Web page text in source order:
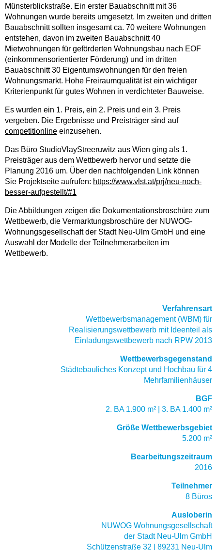
Münsterblickstraße. Ein erster Bauabschnitt mit 36
Wohnungen wurde bereits umgesetzt. Im zweiten und dritten
Bauabschnitt sollten insgesamt ca. 70 weitere Wohnungen
entstehen, davon im zweiten Bauabschnitt 40
Mietwohnungen für geförderten Wohnungsbau nach EOF
(einkommensorientierter Förderung) und im dritten
Bauabschnitt 30 Eigentumswohnungen für den freien
Wohnungsmarkt. Hohe Freiraumqualität ist ein wichtiger
Kriterienpunkt für gutes Wohnen in verdichteter Bauweise.
Es wurden ein 1. Preis, ein 2. Preis und ein 3. Preis
vergeben. Die Ergebnisse und Preisträger sind auf
competitionline einzusehen.
Das Büro StudioVlayStreeruwitz aus Wien ging als 1.
Preisträger aus dem Wettbewerb hervor und setzte die
Planung 2016 um. Über den nachfolgenden Link können
Sie Projektseite aufrufen: https://www.vlst.at/prj/neu-noch-
besser-aufgestellt/#1
Die Abbildungen zeigen die Dokumentationsbroschüre zum
Wettbewerb, die Vermarktungsbroschüre der NUWOG-
Wohnungsgesellschaft der Stadt Neu-Ulm GmbH und eine
Auswahl der Modelle der Teilnehmerarbeiten im
Wettbewerb.
Verfahrensart
Wettbewerbsmanagement (WBM) für
Realisierungswettbewerb mit Ideenteil als
Einladungswettbewerb nach RPW 2013
Wettbewerbsgegenstand
Städtebauliches Konzept und Hochbau für 4
Mehrfamilienhäuser
BGF
2. BA 1.900 m² | 3. BA 1.400 m²
Größe Wettbewerbsgebiet
5.200 m²
Bearbeitungszeitraum
2016
Teilnehmer
8 Büros
Ausloberin
NUWOG Wohnungsgesellschaft
der Stadt Neu-Ulm GmbH
Schützenstraße 32 | 89231 Neu-Ulm